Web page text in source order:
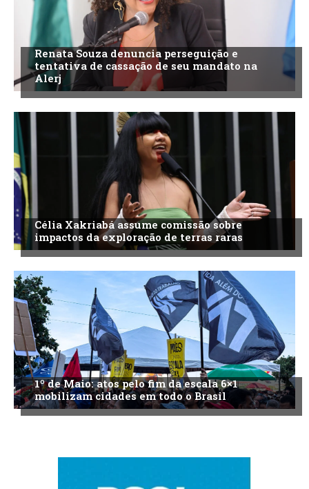
Renata Souza denuncia perseguição e
tentativa de cassação de seu mandato na
Alerj
Célia Xakriabá assume comissão sobre
impactos da exploração de terras raras
1º de Maio: atos pelo fim da escala 6×1
mobilizam cidades em todo o Brasil